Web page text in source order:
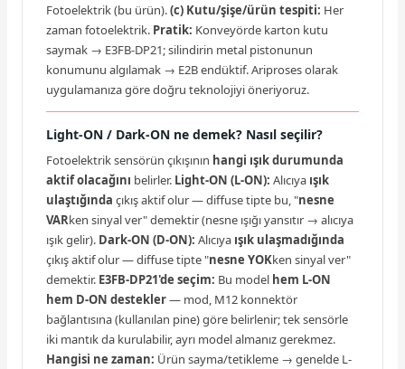
Fotoelektrik (bu ürün).(c) Kutu/şişe/ürün tespiti: Her
zaman fotoelektrik. Pratik: Konveyörde karton kutu
saymak → E3FB-DP21; silindirin metal pistonunun
konumunu algılamak → E2B endüktif. Ariproses olarak
uygulamanıza göre doğru teknolojiyi öneriyoruz.
Light-ON / Dark-ON ne demek? Nasıl seçilir?
Fotoelektrik sensörün çıkışının hangi ışık durumunda
aktif olacağını belirler. Light-ON (L-ON): Alıcıya ışık
ulaştığında çıkış aktif olur — diffuse tipte bu, "nesne
VARken sinyal ver" demektir (nesne ışığı yansıtır → alıcıya
ışık gelir). Dark-ON (D-ON): Alıcıya ışık ulaşmadığında
çıkış aktif olur — diffuse tipte "nesne YOKken sinyal ver"
demektir. E3FB-DP21'de seçim: Bu model hem L-ON
hem D-ON destekler— mod, M12 konnektör
bağlantısına (kullanılan pine) göre belirlenir; tek sensörle
iki mantık da kurulabilir, ayrı model almanız gerekmez.
Hangisi ne zaman: Ürün sayma/tetikleme → genelde L-